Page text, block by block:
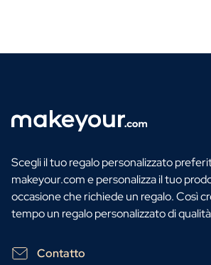
Scegli il tuo regalo personalizzato
makeyour.com e personalizza il tuo
occasione che richiede un regalo. Così
tempo un regalo personalizzato di
Contatto